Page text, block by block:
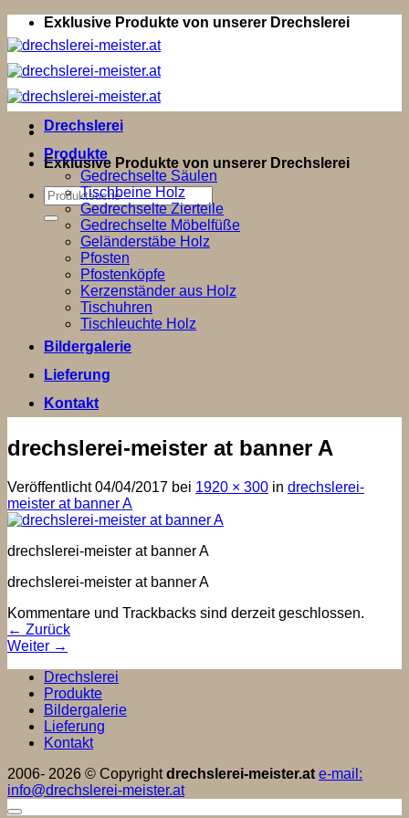
Zum
Inhalt
springen
Exklusive Produkte von unserer Drechslerei
Exklusive Produkte von unserer Drechslerei
Suchen
nach:
Drechslerei
Produkte
Gedrechselte Säulen
Tischbeine Holz
Gedrechselte Zierteile
Gedrechselte Möbelfüße
Geländerstäbe Holz
Pfosten
Pfostenköpfe
Kerzenständer aus Holz
Tischuhren
Tischleuchte Holz
Bildergalerie
Lieferung
Kontakt
drechslerei-meister at banner A
Veröffentlicht04/04/2017 bei 1920 × 300 in drechslerei-
meister at banner A
drechslerei-meister at banner A
drechslerei-meister at banner A
Kommentare und Trackbacks sind derzeit geschlossen.
← Zurück
Weiter →
Drechslerei
Produkte
Bildergalerie
Lieferung
Kontakt
2006- 2026 © Copyrightdrechslerei-meister.at e-mail:
info@drechslerei-meister.at